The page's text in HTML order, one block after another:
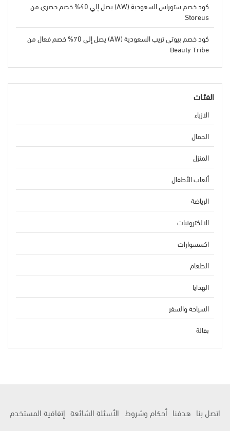
كود خصم ستوراس السعودية (AW) يصل إلي 40% خصم حصري من
Storeus
كود خصم بيوتي تريب السعودية (AW) يصل إلي 70% خصم فعال من
Beauty Tribe
الفئـات
الازياء
الجمال
المنزل
ألعاب الأطفال
الرياضة
الالكترونيات
اكسسوارات
الطعام
الهدايا
السياحة والسفر
بقالة
اتصل بنا هدفنا أحكام وشروط الأسئلة الشائعة إتفاقية المستخدم